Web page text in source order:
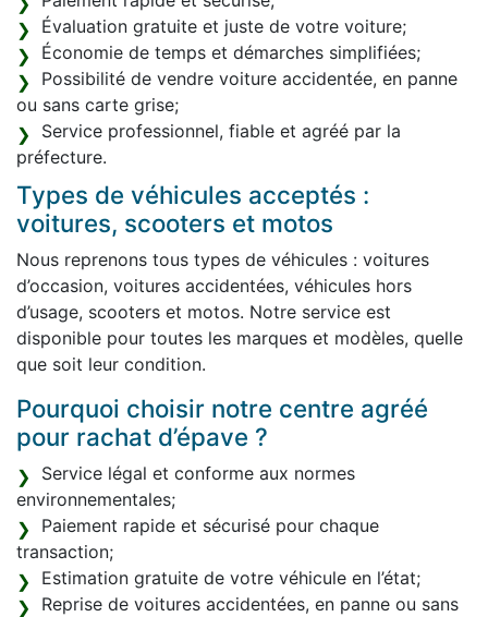
Évaluation gratuite et juste de votre voiture;
Économie de temps et démarches simplifiées;
Possibilité de vendre voiture accidentée, en panne
ou sans carte grise;
Service professionnel, fiable et agréé par la
préfecture.
Types de véhicules acceptés :
voitures, scooters et motos
Nous reprenons tous types de véhicules : voitures
d’occasion, voitures accidentées, véhicules hors
d’usage, scooters et motos. Notre service est
disponible pour toutes les marques et modèles, quelle
que soit leur condition.
Pourquoi choisir notre centre agréé
pour rachat d’épave ?
Service légal et conforme aux normes
environnementales;
Paiement rapide et sécurisé pour chaque
transaction;
Estimation gratuite de votre véhicule en l’état;
Reprise de voitures accidentées, en panne ou sans